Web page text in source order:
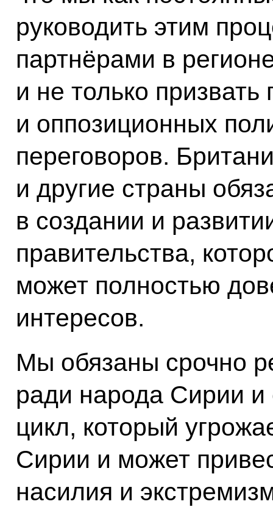
руководить этим
партнёрами в
и не только
и оппозиционных
переговоров.
и другие страны
в создании и
правительства,
может полностью
интересов.
Мы обязаны срочно
ради народа Сирии и
цикл, который
Сирии и может
насилия и